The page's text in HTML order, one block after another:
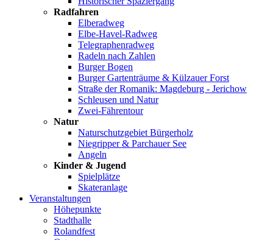
Radfahren
Elberadweg
Elbe-Havel-Radweg
Telegraphenradweg
Radeln nach Zahlen
Burger Bogen
Burger Gartenträume & Külzauer Forst
Straße der Romanik: Magdeburg - Jerichow
Schleusen und Natur
Zwei-Fährentour
Natur
Naturschutzgebiet Bürgerholz
Niegripper & Parchauer See
Angeln
Kinder & Jugend
Spielplätze
Skateranlage
Veranstaltungen
Höhepunkte
Stadthalle
Rolandfest